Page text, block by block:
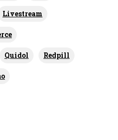
Livestream
Quidol Redpill